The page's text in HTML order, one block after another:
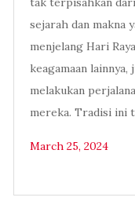
sejarah dan makna
menjelang Hari
keagamaan
melakukan
mereka. Tradisi ini
March 25, 2024